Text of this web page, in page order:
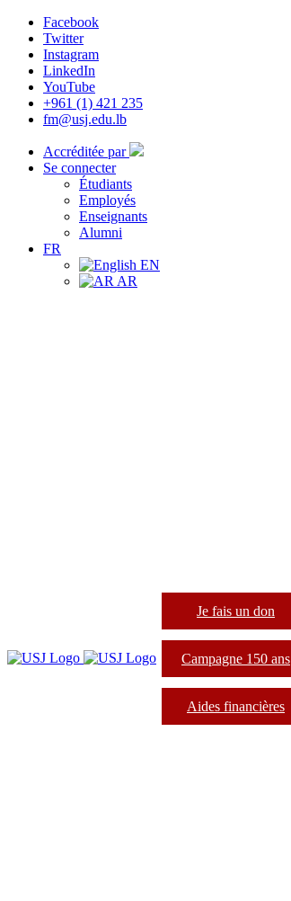
Facebook
Twitter
Instagram
LinkedIn
YouTube
+961 (1) 421 235
fm@usj.edu.lb
Accréditée par
Se connecter
Étudiants
Employés
Enseignants
Alumni
FR
EN
AR
Je fais un don
Campagne 150 ans
Aides financières